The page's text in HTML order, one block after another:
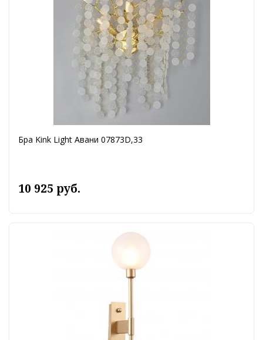
Бра Kink Light Авани 07873D,33
10 925 руб.